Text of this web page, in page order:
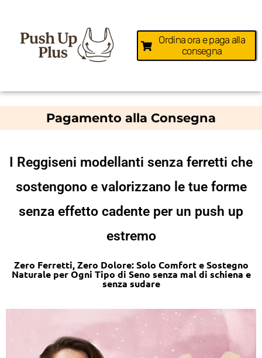
Ordina ora e paga alla
consegna
Pagamento alla Consegna
I Reggiseni modellanti senza ferretti che
sostengono e valorizzano le tue forme
senza effetto cadente per un push up
estremo
Zero Ferretti, Zero Dolore: Solo Comfort e Sostegno
Naturale per Ogni Tipo di Seno senza mal di schiena e
senza sudare